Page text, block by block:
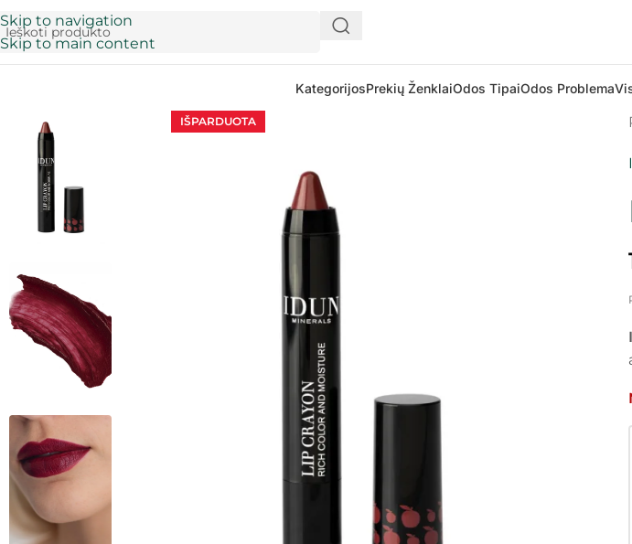
Skip to navigation
Skip to main content
KategorijosPrekių ŽenklaiOdos TipaiOdos Problema
IŠPARDUOTA